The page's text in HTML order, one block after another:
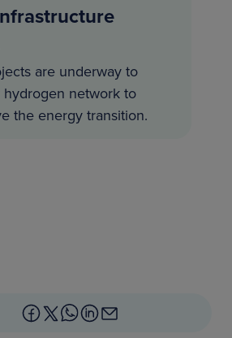
are underway to
hydrogen network to
the energy transition.